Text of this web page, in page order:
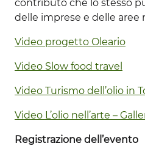
contributo che lo stesso
delle imprese e delle aree
Video progetto Oleario
Video Slow food travel
Video Turismo dell’olio in
Video L’olio nell’arte –
Registrazione dell’evento